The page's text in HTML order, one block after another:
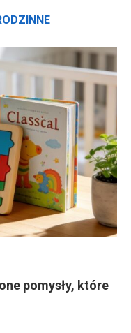
pomysły, które